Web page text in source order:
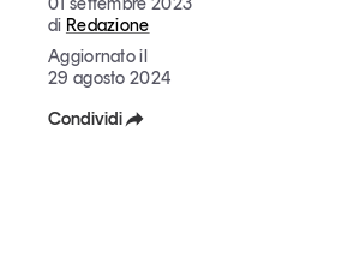
di Redazione
Aggiornato il
29 agosto 2024
Condividi